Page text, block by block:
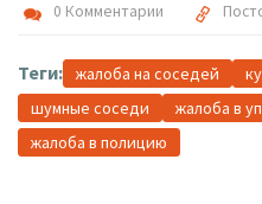
0 Комментарии
Теги: жалоба на соседей
шумные соседи
жалоба в
жалоба в полицию